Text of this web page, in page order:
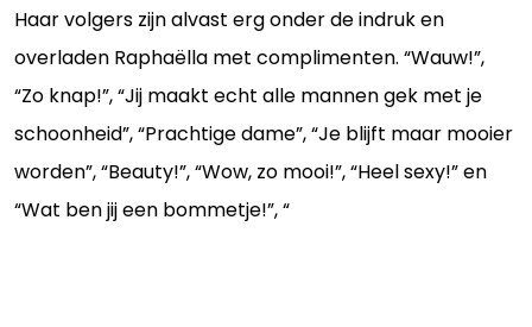
Haar volgers zijn alvast erg onder de indruk en
overladen Raphaëlla met complimenten. “Wauw!”,
“Zo knap!”, “Jij maakt echt alle mannen gek met je
schoonheid”, “Prachtige dame”, “Je blijft maar mooier
worden”, “Beauty!”, “Wow, zo mooi!”, “Heel sexy!” en
“Wat ben jij een bommetje!”, “